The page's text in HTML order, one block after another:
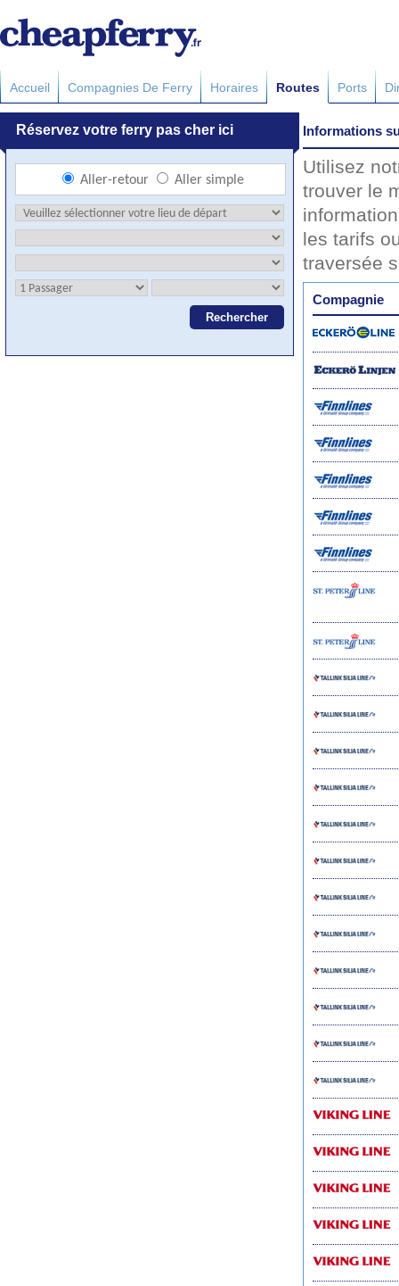
Accueil Compagnies De Ferry Horaires Routes Ports
Informations
Utilisez
trouver le
les tarifs
traversée
Compagnie